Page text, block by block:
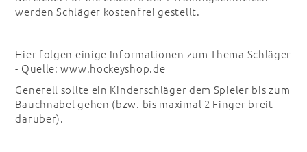
werden Schläger kostenfrei gestellt.
Hier folgen einige Informationen zum Thema Schläger
- Quelle: www.hockeyshop.de
Generell sollte ein Kinderschläger dem Spieler bis zum
Bauchnabel gehen (bzw. bis maximal 2 Finger breit
darüber).